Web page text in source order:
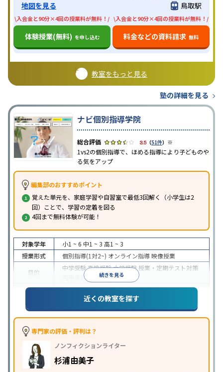
地図を見る 鳥取駅
\入会金と90分×4回の授業料が無料！/
体験授業(無料) を申し込む
\入会金と90分×4回の授業料が無料！/
料金などの資料請求 無料
教室をもっと見る
塾の詳細を見る
ナビ個別指導学院
3.5（51件） ※
1vs2の個別指導で、ほめる指導により子どものや
る気をアップ
編集部のおすすめポイント
覚えた単元を、家庭学習や自習室で最低3回解く（小学生は2
回）ことで、学習の定着を図る
4回まで無料体験が可能！
続きを見る
対象学年 小1 ~ 6 中1 ~ 3 高1 ~ 3
授業形式
個別指導(1対2~) オンライン指導映像授業
目的
中学受験高校受験大学受験 授業・定期テスト対策
内申点対策
学習習慣の定着
成績保証制度あり授業の振替可能オンライン対応
1科目から受講可能季節講習のみの受講可
※2023年3月調査。小学校高学年の個別指導塾アンケート調査方法を参
近くの教室を探す
専門家の評価・評判は？
ノンフィクションライター
杉浦由美子